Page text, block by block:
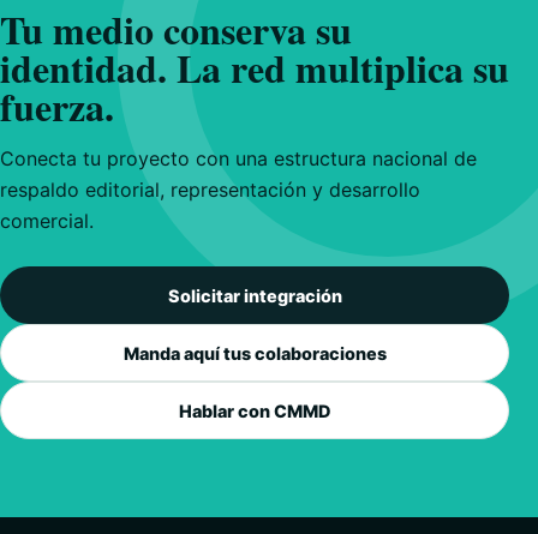
Tu medio conserva su
identidad. La red multiplica su
fuerza.
Conecta tu proyecto con una estructura nacional de
respaldo editorial, representación y desarrollo
comercial.
Solicitar integración
Manda aquí tus colaboraciones
Hablar con CMMD